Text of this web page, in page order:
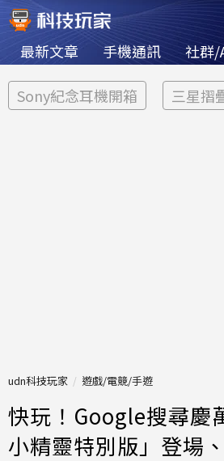
最新文章 手機通訊 社群/
Sony紀念耳機開箱 三星摺
udn科技玩家 遊戲/電競/手遊
快玩！Google搜尋慶
小精靈特別版」登場